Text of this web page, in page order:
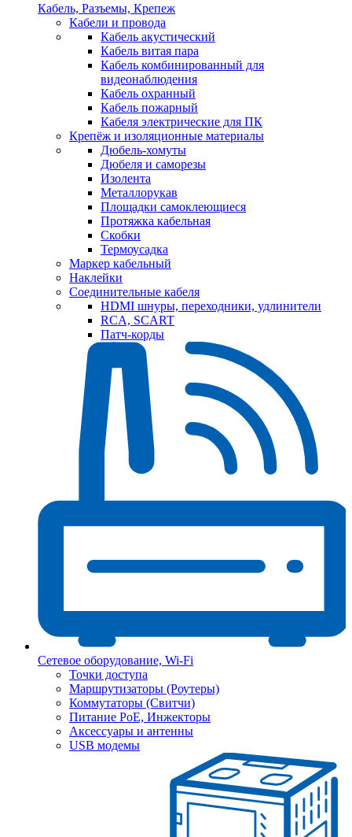
Кабель, Разъемы, Крепеж
Кабели и провода
Кабель акустический
Кабель витая пара
Кабель комбинированный для
видеонаблюдения
Кабель охранный
Кабель пожарный
Кабеля электрические для ПК
Крепёж и изоляционные материалы
Дюбель-хомуты
Дюбеля и саморезы
Изолента
Металлорукав
Площадки самоклеющиеся
Протяжка кабельная
Скобки
Термоусадка
Маркер кабельный
Наклейки
Соединительные кабеля
HDMI шнуры, переходники, удлинители
RCA, SCART
Патч-корды
Сетевое оборудование, Wi-Fi
Точки доступа
Маршрутизаторы (Роутеры)
Коммутаторы (Свитчи)
Питание PoE, Инжекторы
Аксессуары и антенны
USB модемы